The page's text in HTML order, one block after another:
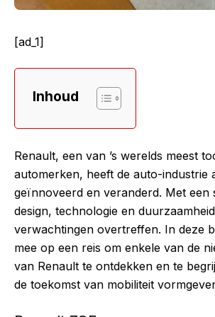
[ad_1]
Inhoud
Renault, een van ’s werelds meest
automerken, heeft de auto-industrie
geïnnoveerd en veranderd. Met een
design, technologie en
verwachtingen overtreffen. In deze
mee op een reis om enkele van de
van Renault te ontdekken en te
de toekomst van mobiliteit